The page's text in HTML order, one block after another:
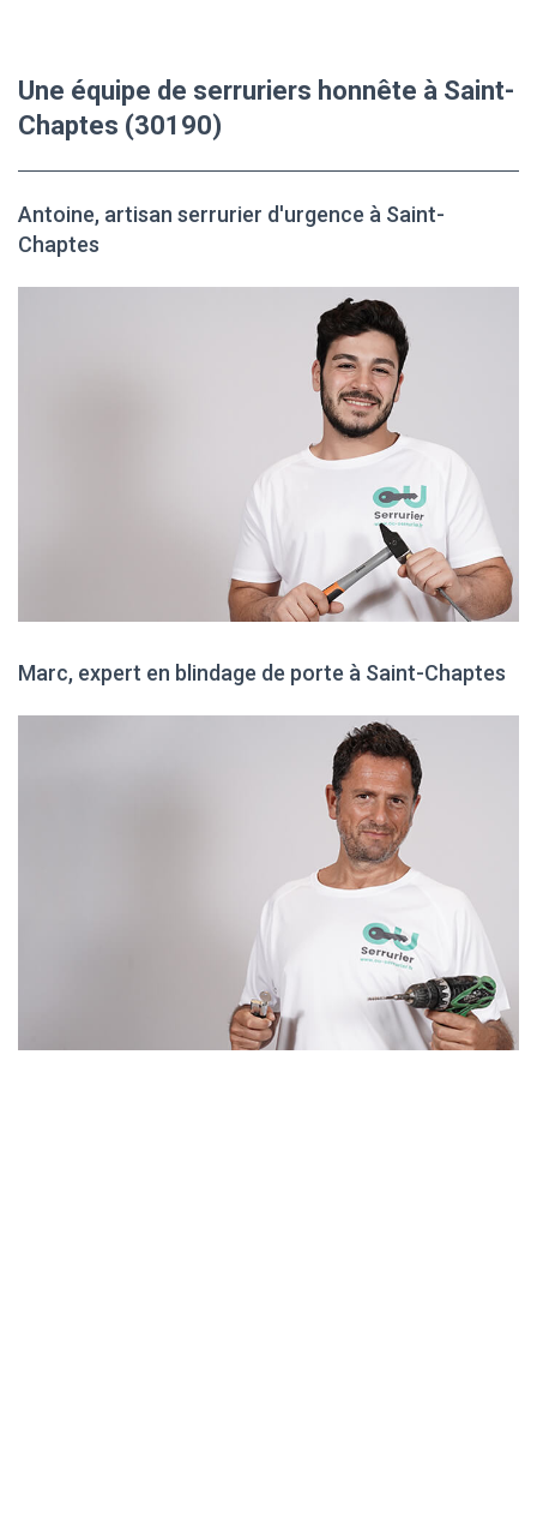
Une équipe de serruriers honnête à Saint-
Chaptes (30190)
Antoine, artisan serrurier d'urgence à Saint-
Chaptes
Marc, expert en blindage de porte à Saint-Chaptes